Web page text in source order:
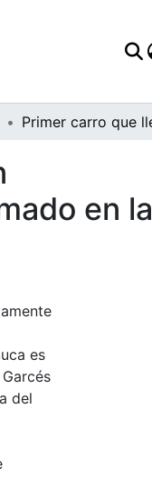
en la
es
del